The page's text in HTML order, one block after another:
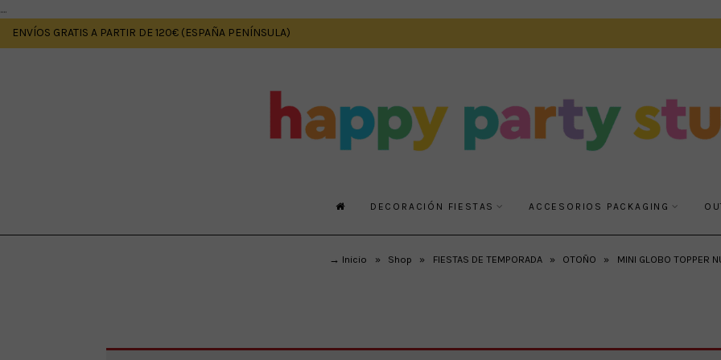
....
ENVÍOS GRATIS A PARTIR DE 120€ (ESPAÑA PENÍNSULA)
DECORACIÓN FIESTAS ACCESORIOS PACKAGING
→ Inicio » Shop » FIESTAS DE TEMPORADA » OTOÑO » MINI GLOBO TOPPER